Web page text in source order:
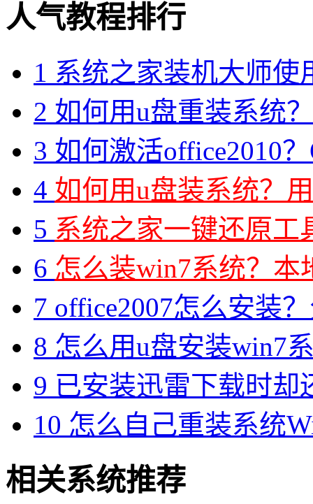
人气教程排行
1 系统之家装机大师使
2 如何用u盘重装系统
3 如何激活office2010
4 如何用u盘装系统？
5 系统之家一键还原工
6 怎么装win7系统？本
7 office2007怎么安装
8 怎么用u盘安装win7
9 已安装迅雷下载时却
10 怎么自己重装系统
相关系统推荐